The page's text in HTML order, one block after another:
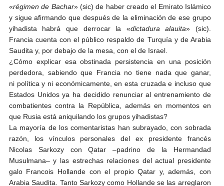
«régimen de Bachar» (sic) de haber creado el Emirato Islámico
y sigue afirmando que después de la eliminación de ese grupo
yihadista habrá que derrocar la «dictadura alauita» (sic).
Francia cuenta con el público respaldo de Turquía y de Arabia
Saudita y, por debajo de la mesa, con el de Israel.
¿Cómo explicar esa obstinada persistencia en una posición
perdedora, sabiendo que Francia no tiene nada que ganar,
ni política y ni económicamente, en esta cruzada e incluso que
Estados Unidos ya ha decidido renunciar al entrenamiento de
combatientes contra la República, además en momentos en
que Rusia está aniquilando los grupos yihadistas?
La mayoría de los comentaristas han subrayado, con sobrada
razón, los vínculos personales del ex presidente francés
Nicolas Sarkozy con Qatar –padrino de la Hermandad
Musulmana– y las estrechas relaciones del actual presidente
galo Francois Hollande con el propio Qatar y, además, con
Arabia Saudita. Tanto Sarkozy como Hollande se las arreglaron